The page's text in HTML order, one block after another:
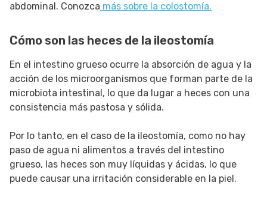
abdominal. Conozca más sobre la colostomía.
Cómo son las heces de la ileostomía
En el intestino grueso ocurre la absorción de agua y la
acción de los microorganismos que forman parte de la
microbiota intestinal, lo que da lugar a heces con una
consistencia más pastosa y sólida.
Por lo tanto, en el caso de la ileostomía, como no hay
paso de agua ni alimentos a través del intestino
grueso, las heces son muy líquidas y ácidas, lo que
puede causar una irritación considerable en la piel.